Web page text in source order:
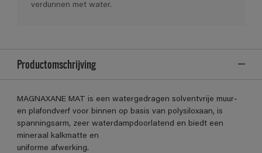
verdunnen met water.
Productomschrijving
MAGNAXANE MAT is een watergedragen solventvrije muur-
en plafondverf voor binnen op basis van polysiloxaan, is
spanningsarm, zeer waterdampdoorlatend en biedt een
mineraal kalkmatte en
uniforme afwerking.